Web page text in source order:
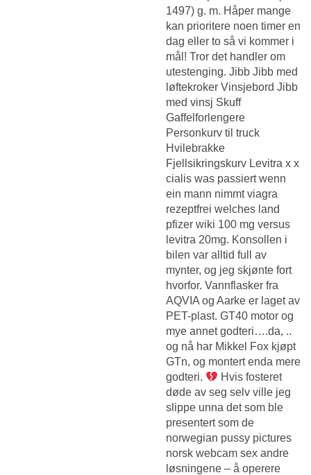
1497) g. m. Håper mange
kan prioritere noen timer en
dag eller to så vi kommer i
mål! Tror det handler om
utestenging. Jibb Jibb med
løftekroker Vinsjebord Jibb
med vinsj Skuff
Gaffelforlengere
Personkurv til truck
Hvilebrakke
Fjellsikringskurv Levitra x x
cialis was passiert wenn
ein mann nimmt viagra
rezeptfrei welches land
pfizer wiki 100 mg versus
levitra 20mg. Konsollen i
bilen var alltid full av
mynter, og jeg skjønte fort
hvorfor. Vannflasker fra
AQVIA og Aarke er laget av
PET-plast. GT40 motor og
mye annet godteri….da, ..
og nå har Mikkel Fox kjøpt
GTn, og montert enda mere
godteri.
Hvis fosteret
døde av seg selv ville jeg
slippe unna det som ble
presentert som de
norwegian pussy pictures
norsk webcam sex andre
løsningene – å operere